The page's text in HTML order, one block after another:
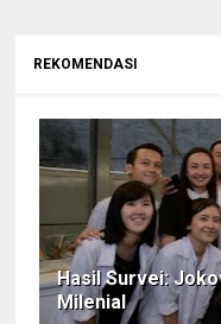
REKOMENDASI
Hasil Survei:
Milenial